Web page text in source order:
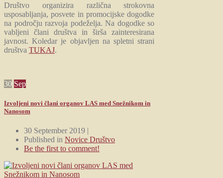
Društvo organizira različna strokovna
usposabljanja, posvete in promocijske dogodke
na področju razvoja podeželja. Na dogodke so
vabljeni člani društva in širša zainteresirana
javnost. Koledar je objavljen na spletni strani
društva TUKAJ.
30 Sep
Izvoljeni novi člani organov LAS med Snežnikom in
Nanosom
30 September 2019 |
Published in Novice Društvo
Be the first to comment!